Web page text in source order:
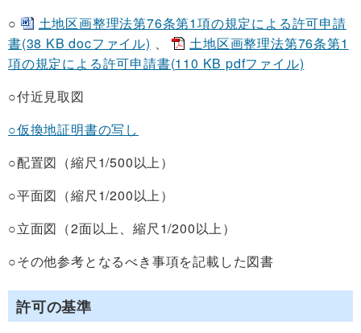
○
土地区画整理法第76条第1項の規定による許可申請
書(38 KB docファイル) 、
土地区画整理法第76条第1
項の規定による許可申請書(110 KB pdfファイル)
○付近見取図
○仮換地証明書の写し
○配置図（縮尺1/500以上）
○平面図（縮尺1/200以上）
○立面図（2面以上、縮尺1/200以上）
○その他参考となるべき事項を記載した図書
許可の基準